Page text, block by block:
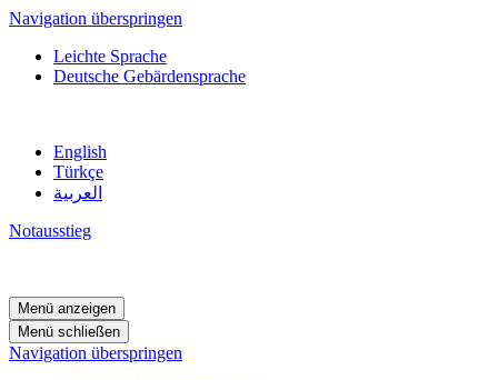
Navigation überspringen
Leichte Sprache
Deutsche Gebärdensprache
English
Türkçe
العربية
Notausstieg
Menü anzeigen
Menü schließen
Navigation überspringen